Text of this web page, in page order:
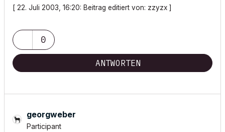
[ 22. Juli 2003, 16:20: Beitrag editiert von: zzyzx ]
0
ANTWORTEN
georgweber
Participant